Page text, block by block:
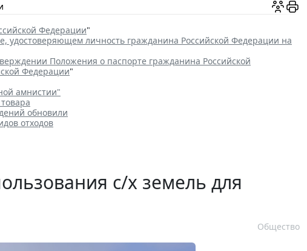
Федерации"
удостоверяющем личность гражданина Российской Федерации на
Положения о паспорте гражданина Российской
Федерации"
амнистии"
обновили
отходов
с/х земель для
Общество